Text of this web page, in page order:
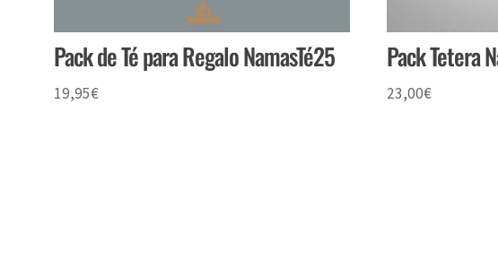
Pack de Té para Regalo NamasTé25
19,95€
Pack Tetera
23,00€